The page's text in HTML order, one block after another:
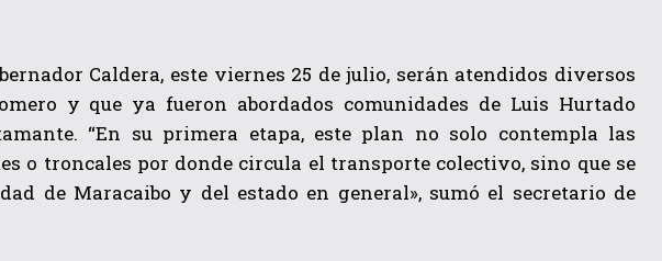
Caldera, este viernes 25 de julio, serán atendidos diversos
y que ya fueron abordados comunidades de Luis Hurtado
“En su primera etapa, este plan no solo contempla las
o troncales por donde circula el transporte colectivo, sino que se
de Maracaibo y del estado en general», sumó el secretario de